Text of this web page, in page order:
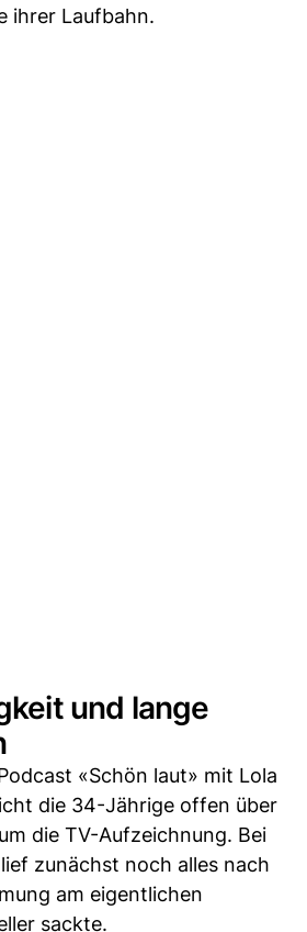
ihrer Laufbahn.
und lange
«Schön laut» mit Lola
die 34-Jährige offen über
die TV-Aufzeichnung. Bei
zunächst noch alles nach
am eigentlichen
sackte.